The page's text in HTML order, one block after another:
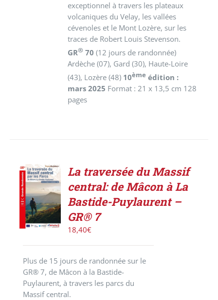
exceptionnel à travers les plateaux
volcaniques du Velay, les vallées
cévenoles et le Mont Lozère, sur les
traces de Robert Louis Stevenson.
GR® 70(12 jours de randonnée)
Ardèche (07), Gard (30), Haute-Loire
(43), Lozère (48) 10ème édition :
mars 2025 Format : 21 x 13,5 cm 128
pages
AJOUTER
AU
PANIER
/
DÉTAILS
La traversée du Massif
central: de Mâcon à La
Bastide-Puylaurent –
GR® 7
18,40€
Plus de 15 jours de randonnée sur le
GR® 7, de Mâcon à la Bastide-
Puylaurent, à travers les parcs du
Massif central.